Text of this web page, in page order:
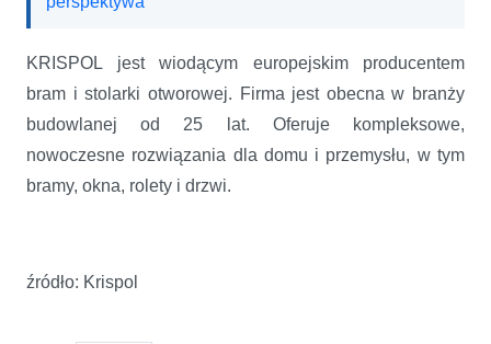
KRISPOL jest wiodącym europejskim producentem
bram i stolarki otworowej. Firma jest obecna w branży
budowlanej od 25 lat. Oferuje kompleksowe,
nowoczesne rozwiązania dla domu i przemysłu, w tym
bramy, okna, rolety i drzwi.
źródło: Krispol